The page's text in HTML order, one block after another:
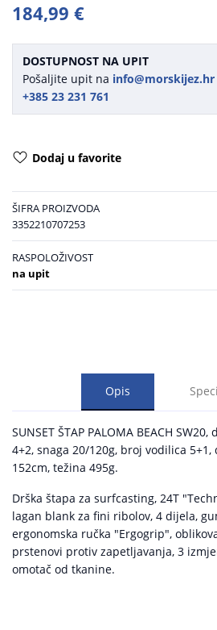
184,99 €
DOSTUPNOST NA UPIT
Pošaljite upit na info@morskijez.hr
+385 23 231 761
Dodaj u favorite
ŠIFRA PROIZVODA
3352210707253
RASPOLOŽIVOST
na upit
Opis
SUNSET ŠTAP PALOMA BEACH
4+2, snaga 20/120g, broj vodilica
152cm, težina 495g.
Drška štapa za surfcasting, 24T
lagan blank za fini ribolov, 4 dijela,
ergonomska ručka "Ergogrip",
prstenovi protiv zapetljavanja, 3
omotač od tkanine.